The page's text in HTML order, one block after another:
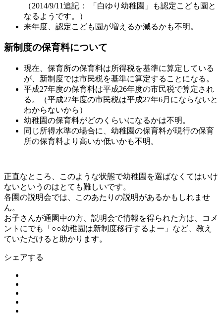
（2014/9/11追記： 「白ゆり幼稚園」も認定こども園と
なるようです。）
来年度、認定こども園が増えるか減るかも不明。
新制度の保育料について
現在、保育所の保育料は所得税を基準に算定している
が、新制度では市民税を基準に算定することになる。
平成27年度の保育料は平成26年度の市民税で算定され
る。（平成27年度の市民税は平成27年6月にならないと
わからないから）
幼稚園の保育料がどのくらいになるかは不明。
同じ所得水準の場合に、幼稚園の保育料が現行の保育
所の保育料より高いか低いかも不明。
正直なところ、このような状態で幼稚園を選ばなくてはいけ
ないというのはとても難しいです。
各園の説明会では、このあたりの説明があるかもしれませ
ん。
お子さんが通園中の方、説明会で情報を得られた方は、コメ
ントにでも「○○幼稚園は新制度移行するよー」など、教え
ていただけると助かります。
シェアする